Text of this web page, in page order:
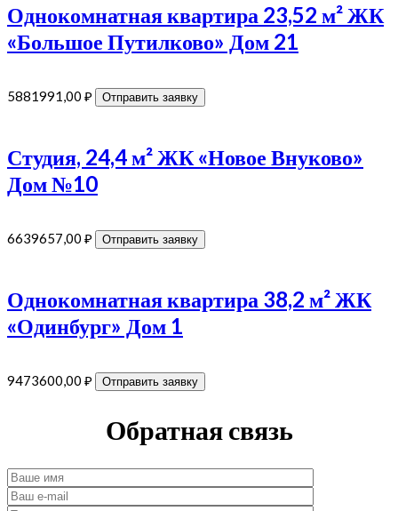
Однокомнатная квартира 23,52 м² ЖК
«Большое Путилково» Дом 21
5881991,00 ₽ Отправить заявку
Студия, 24,4 м² ЖК «Новое Внуково»
Дом №10
6639657,00 ₽ Отправить заявку
Однокомнатная квартира 38,2 м² ЖК
«Одинбург» Дом 1
9473600,00 ₽ Отправить заявку
Обратная связь